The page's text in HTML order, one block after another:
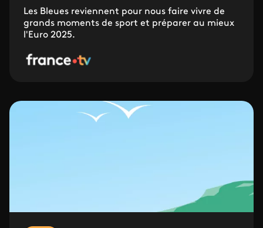
Les Bleues reviennent pour nous faire vivre de
grands moments de sport et préparer au mieux
l'Euro 2025.